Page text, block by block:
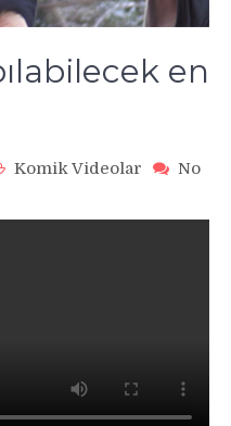
en
Komik Videolar
No